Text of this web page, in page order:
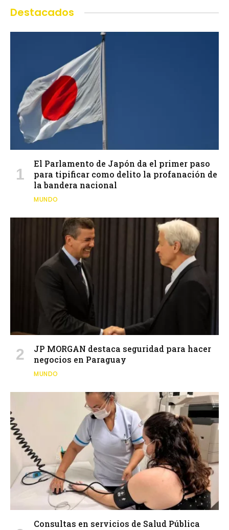
Destacados
El Parlamento de Japón da el primer paso
para tipificar como delito la profanación de
la bandera nacional
MUNDO
JP MORGAN destaca seguridad para hacer
negocios en Paraguay
MUNDO
Consultas en servicios de Salud Pública